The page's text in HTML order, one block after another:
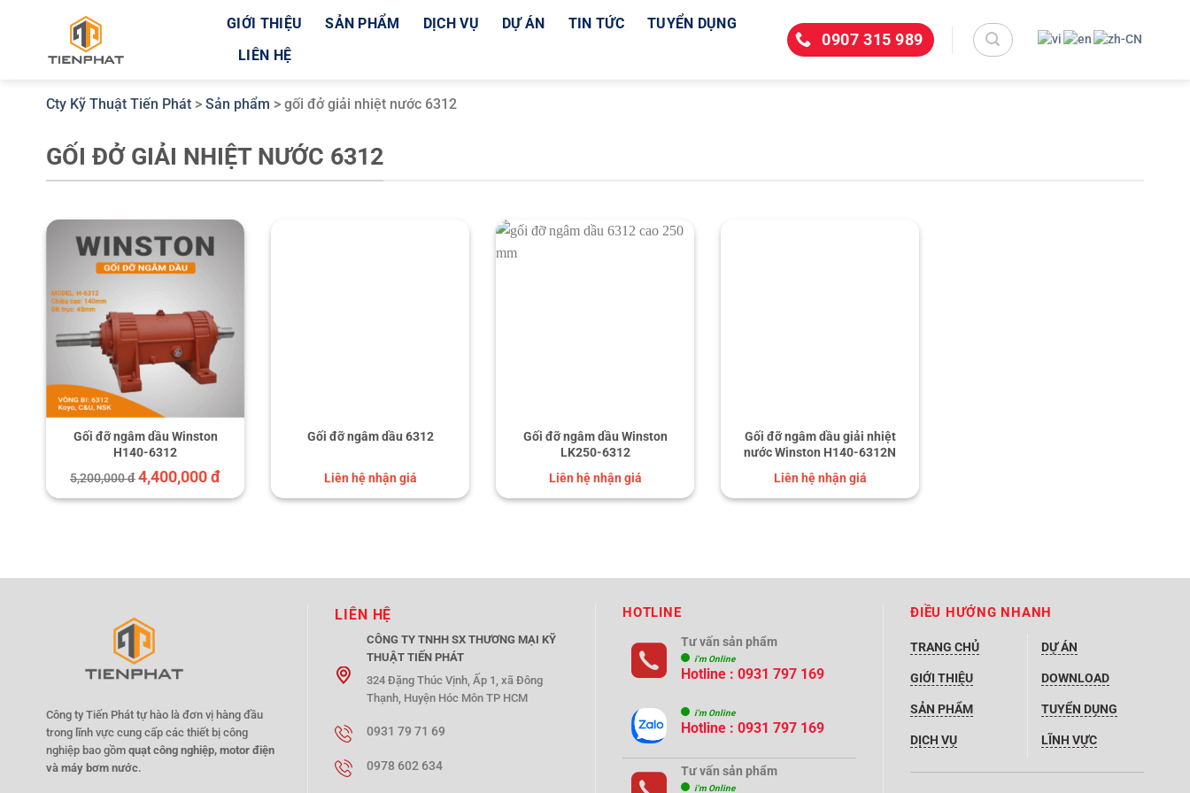
GIỚI THIỆU SẢN PHẨM DỊCH VỤ DỰ ÁN TIN TỨC
TUYỂN DỤNG
LIÊN HỆ
0907 315 989
Cty Kỹ Thuật Tiến Phát > Sản phẩm > gối đở giải nhiệt nước 6312
GỐI ĐỞ GIẢI NHIỆT NƯỚC 6312
Gối đỡ ngâm dầu Winston
H140-6312
5,200,000 đ4,400,000 đ
Gối đỡ ngâm dầu 6312
Liên hệ nhận giá
Gối đỡ ngâm dầu Winston
LK250-6312
Liên hệ nhận giá
Gối đỡ ngâm dầu giải nhiệt
nước Winston H140-6312N
Liên hệ nhận giá
Công ty Tiến Phát tự hào là đơn vị hàng đầu
trong lĩnh vực cung cấp các thiết bị công
nghiệp bao gồm quạt công nghiệp, motor điện
và máy bơm nước.
LIÊN HỆ
CÔNG TY TNHH SX THƯƠNG MẠI KỸ
THUẬT TIẾN PHÁT
324 Đặng Thúc Vịnh, Ấp 1, xã Đông
Thạnh, Huyện Hóc Môn TP HCM
0931 79 71 69
0978 602 634
HOTLINE
Tư vấn sản phẩm
i'm Online
Hotline : 0931 797 169
i'm Online
Hotline : 0931 797 169
Tư vấn sản phẩm
i'm Online
ĐIỀU HƯỚNG NHANH
TRANG CHỦ
GIỚI THIỆU
SẢN PHẨM
DỊCH VỤ
DỰ ÁN
DOWNLOAD
TUYỂN DỤNG
LĨNH VỰC